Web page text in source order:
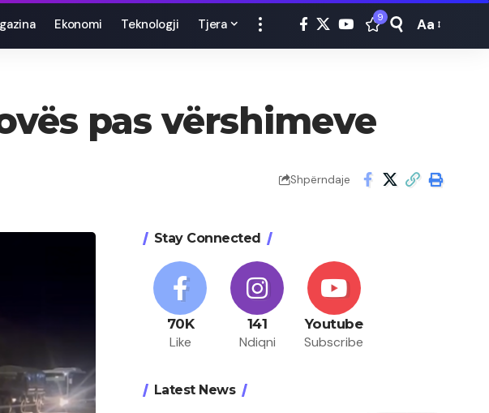
Ekonomi Teknologji Tjera 9
Font
Aa
pas vërshimeve
Shpërndaje
Stay Connected
70K
Like
141
Ndiqni
Youtube
Subscribe
Latest News